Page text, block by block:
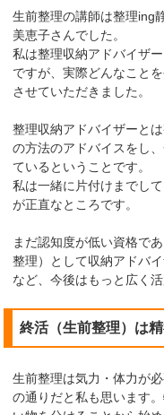
生前整理の講師は整理ing
美恵子さんでした。
私は整理収納アドバイザ
ですが、実際どんなこと
させていただきました。
整理収納アドバイザーと
の方法のアドバイスをし
ているということです。
私は一緒に片付けまでし
が正直なところです。
まだ認知度が低い資格で
整理）として収納アドバ
など、今後はもっと広く
終活（生前整理）は
生前整理は気力・体力が
の通りだと私も思います